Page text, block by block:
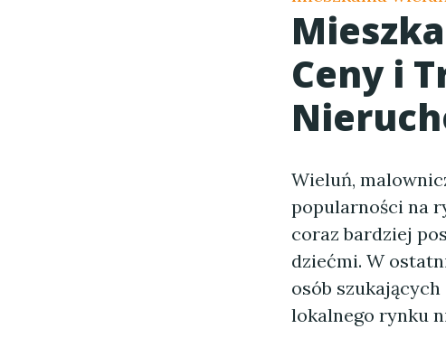
Ceny i
Wieluń,
popularności na
coraz bardziej
dziećmi. W
osób
lokalnego rynku